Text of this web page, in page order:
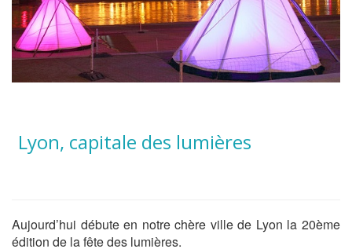
Lyon, capitale des lumières
Aujourd’hui débute en notre chère ville de Lyon la 20ème
édition de la fête des lumières.